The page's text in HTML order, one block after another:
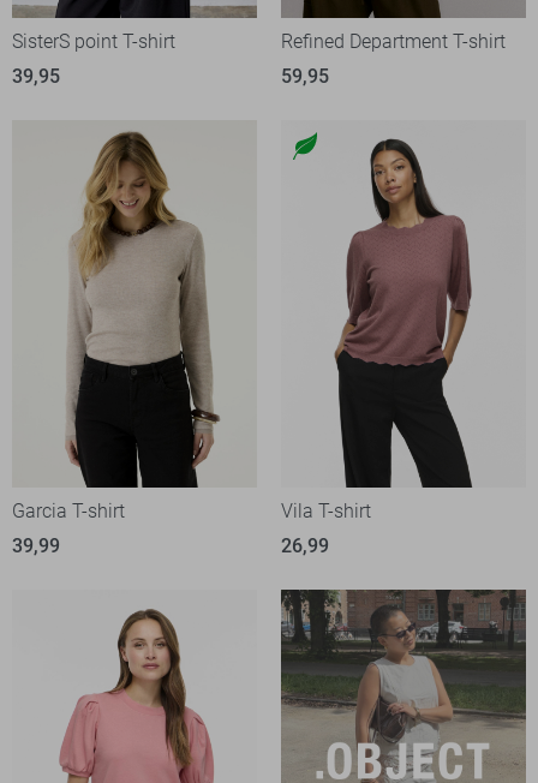
SisterS point T-shirt
39,95
Refined Department T-shirt
59,95
Garcia T-shirt
39,99
Vila T-shirt
26,99